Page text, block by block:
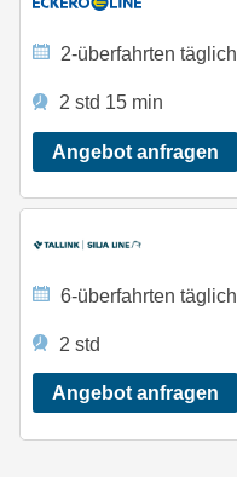
2-überfahrten täglich
2 std 15 min
Angebot anfragen
6-überfahrten täglich
2 std
Angebot anfragen